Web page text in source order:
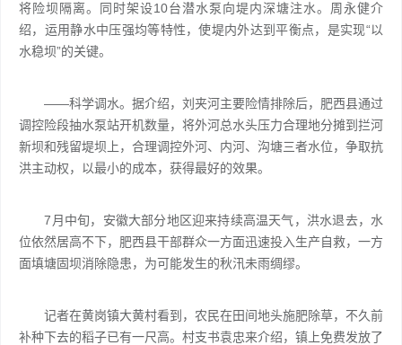
将险坝隔离。同时架设10台潜水泵向堤内深塘注水。周永健介
绍，运用静水中压强均等特性，使堤内外达到平衡点，是实现“以
水稳坝”的关键。
——科学调水。据介绍，刘夹河主要险情排除后，肥西县通过
调控险段抽水泵站开机数量，将外河总水头压力合理地分摊到拦河
新坝和残留堤坝上，合理调控外河、内河、沟塘三者水位，争取抗
洪主动权，以最小的成本，获得最好的效果。
7月中旬，安徽大部分地区迎来持续高温天气，洪水退去，水
位依然居高不下，肥西县干部群众一方面迅速投入生产自救，一方
面填塘固坝消除隐患，为可能发生的秋汛未雨绸缪。
记者在黄岗镇大黄村看到，农民在田间地头施肥除草，不久前
补种下去的稻子已有一尺高。村支书袁忠来介绍，镇上免费发放了